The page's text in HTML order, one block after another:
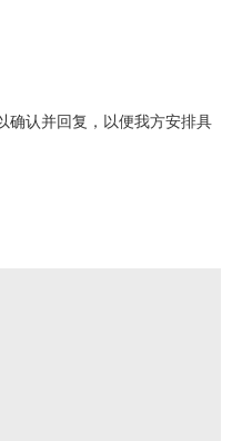
认并回复，以便我方安排具